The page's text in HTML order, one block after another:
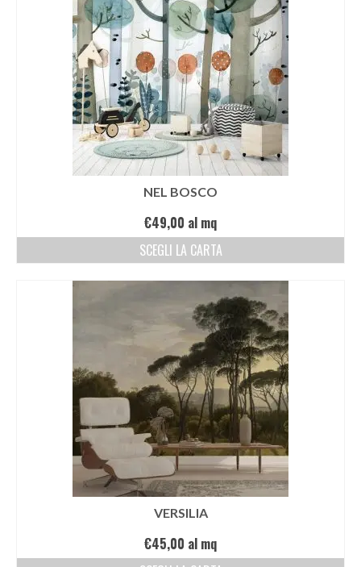
NEL BOSCO
€49,00 al mq
SCEGLI LA CARTA
VERSILIA
€45,00 al mq